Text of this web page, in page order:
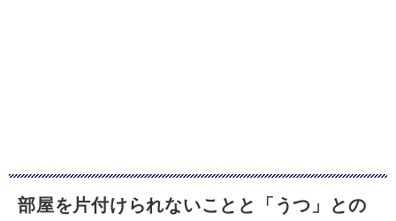
部屋を片付けられないことと「うつ」との